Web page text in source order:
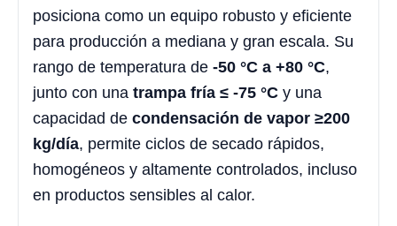
posiciona como un equipo robusto y eficiente
para producción a mediana y gran escala. Su
rango de temperatura de -50 °C a +80 °C,
junto con una trampa fría ≤ -75 °C y una
capacidad de condensación de vapor ≥200
kg/día, permite ciclos de secado rápidos,
homogéneos y altamente controlados, incluso
en productos sensibles al calor.